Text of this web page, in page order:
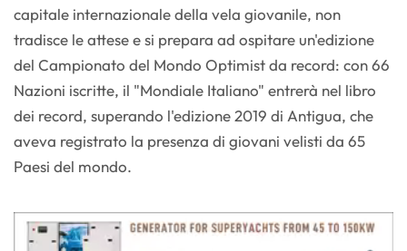
capitale internazionale della vela giovanile, non
tradisce le attese e si prepara ad ospitare un'edizione
del Campionato del Mondo Optimist da record: con 66
Nazioni iscritte, il "Mondiale Italiano" entrerà nel libro
dei record, superando l'edizione 2019 di Antigua, che
aveva registrato la presenza di giovani velisti da 65
Paesi del mondo.